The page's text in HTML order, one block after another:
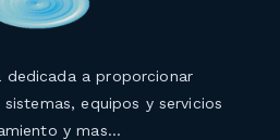
dedicada a proporcionar
equipos y servicios
y mas…